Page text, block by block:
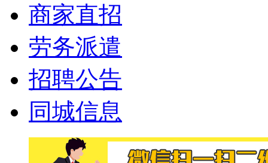
商家直招
劳务派遣
招聘公告
同城信息